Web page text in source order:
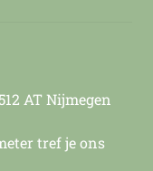
AT Nijmegen
tref je ons